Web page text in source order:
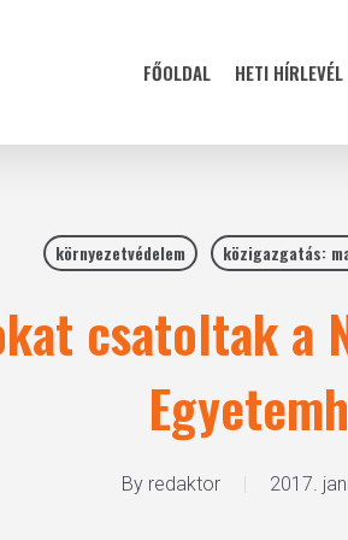
FŐOLDAL HETI HÍRLEVÉL
környezetvédelem közigazgatás:
csatoltak a
By redaktor 2017.